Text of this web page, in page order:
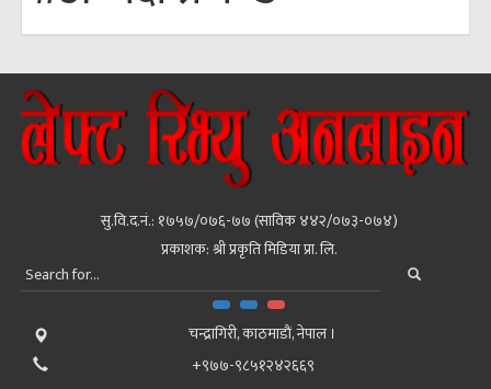
सु.वि.द.नं.: १७५७/०७६-७७ (साविक ४४२/०७३-०७४)
प्रकाशक: श्री प्रकृति मिडिया प्रा. लि.
चन्द्रागिरी, काठमाडाैं, नेपाल ।
+९७७-९८५१२४२६६९